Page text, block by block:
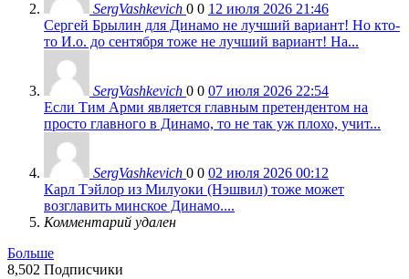
SergVashkevich 0 0 12 июля 2026 21:46
Сергей Брылин для Динамо не лучший вариант! Но кто-
то И.о. до сентября тоже не лучший вариант! На...
SergVashkevich 0 0 07 июля 2026 22:54
Если Тим Арми является главным претендентом на
просто главного в Динамо, то не так уж плохо, учит...
SergVashkevich 0 0 02 июля 2026 00:12
Карл Тэйлор из Милуоки (Нэшвил) тоже может
возглавить минское Динамо....
Комментарий удален
Больше
8,502 Подписчики